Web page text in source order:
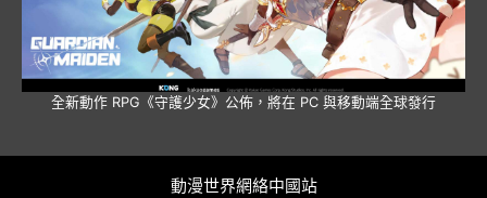
全新動作 RPG《守護少女》公佈，將在 PC 與移動端全球發行
動漫世界網絡中國站